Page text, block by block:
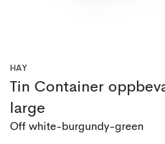
HAY
Tin Container
large
Off white-burgundy-green